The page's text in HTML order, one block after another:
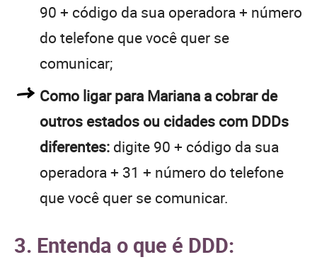
90 + código da sua operadora + número
do telefone que você quer se
comunicar;
Como ligar para Mariana a cobrar de
outros estados ou cidades com DDDs
diferentes: digite 90 + código da sua
operadora + 31 + número do telefone
que você quer se comunicar.
3. Entenda o que é DDD: